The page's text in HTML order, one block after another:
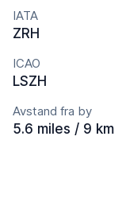
IATA
ZRH
ICAO
LSZH
Avstand fra by
5.6 miles / 9 km